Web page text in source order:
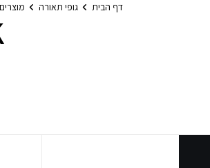
דף הבית גופי תאורה מוצרים